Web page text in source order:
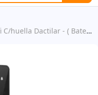
Cerradura Inteligente Ezviz Slim Wifi C/huella Dactilar - ( Bateria Recargable Mediate Usb Tipo C) - Cd-dl06-r100-wbcp-gr(m)